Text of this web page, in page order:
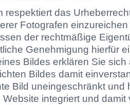
respektiert das
Fotografen
der rechtmäßige
Genehmigung hierfür
Bildes erklären Sie
Bildes damit
Bild uneingeschränkt und
integriert und damit